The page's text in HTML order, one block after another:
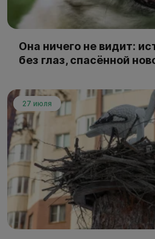
Она ничего не видит:
без глаз, спасённой
27 июля